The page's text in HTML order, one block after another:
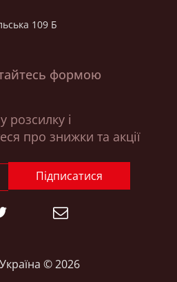
109 Б
формою
розсилку і
про знижки та акції
Підписатися
© 2026